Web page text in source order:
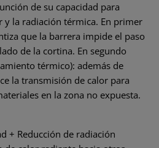
de su capacidad para
y la radiación térmica. En primer
que la barrera impide el paso
de la cortina. En segundo
térmico): además de
la transmisión de calor para
en la zona no expuesta.
+ Reducción de radiación